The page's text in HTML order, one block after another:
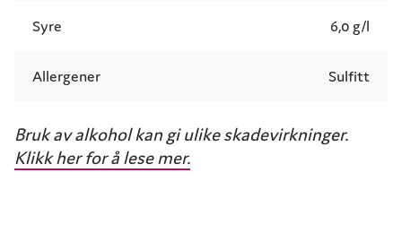
Syre 6,0 g/l
Allergener Sulfitt
Bruk av alkohol kan gi ulike skadevirkninger.
Klikk her for å lese mer.